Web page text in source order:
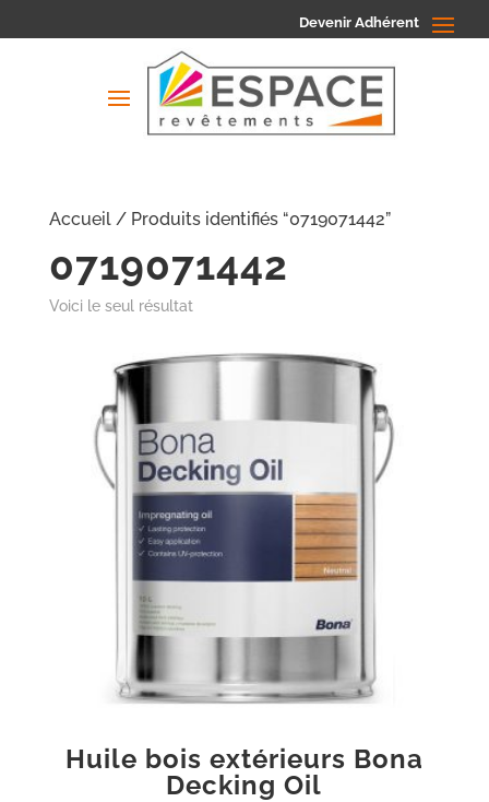
Devenir Adhérent
Accueil/ Produits identifiés “0719071442”
0719071442
Voici le seul résultat
Huile bois extérieurs Bona
Decking Oil